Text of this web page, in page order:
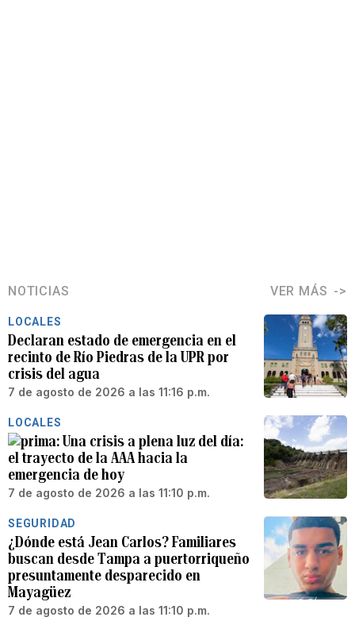
NOTICIAS VER MÁS
LOCALES
Declaran estado de emergencia en el
recinto de Río Piedras de la UPR por
crisis del agua
7 de agosto de 2026 a las 11:16 p.m.
LOCALES
Una crisis a plena luz del día:
el trayecto de la AAA hacia la
emergencia de hoy
7 de agosto de 2026 a las 11:10 p.m.
SEGURIDAD
¿Dónde está Jean Carlos? Familiares
buscan desde Tampa a puertorriqueño
presuntamente desparecido en
Mayagüez
7 de agosto de 2026 a las 11:10 p.m.